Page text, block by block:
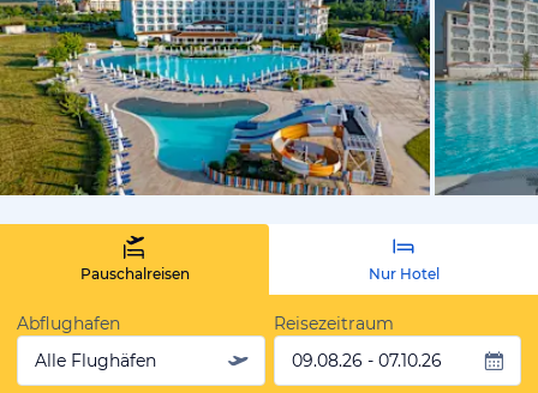
vom
Pauschalreisen Nur Hotel
Abflughafen
Alle Flughäfen
Reisezeitraum
09.08.26 - 07.10.26